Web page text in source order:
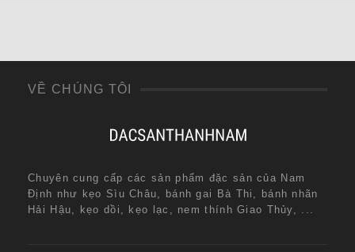
VỀ CHÚNG TÔI
Chuyên cung cấp các sản phẩm đặc sản của Nam
Định như kẹo Sìu Châu, bánh gai Bà Thi, bánh nhãn
Hải Hậu, kẹo dồi, kẹo lạc, nem thính Giao Thủy, ...